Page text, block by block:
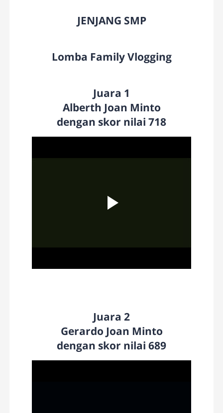
JENJANG SMP
Lomba Family Vlogging
Juara 1
Alberth Joan Minto
dengan skor nilai 718
Juara 2
Gerardo Joan Minto
dengan skor nilai 689